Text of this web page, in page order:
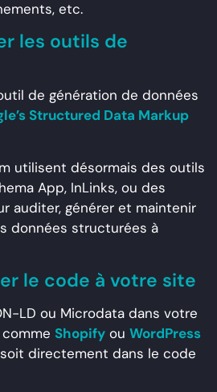
etc.
les outils de
de génération de données
Structured Data Markup
utilisent désormais des outils
App, InLinks, ou des
auditer, générer et maintenir
données structurées à
le code à votre site
LD ou Microdata dans votre
Shopify ou WordPress
soit directement dans le code